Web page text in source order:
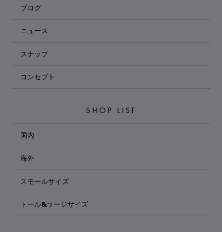
ブログ
ニュース
スナップ
コンセプト
SHOP LIST
国内
海外
スモールサイズ
トール&ラージサイズ